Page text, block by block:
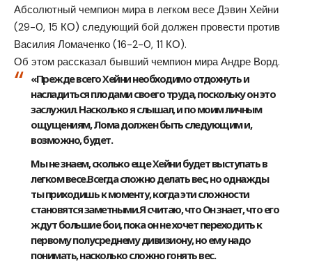
Абсолютный чемпион мира в легком весе Дэвин Хейни
(29-0, 15 КО) следующий бой должен провести против
Василия Ломаченко (16-2-0, 11 КО).
Об этом рассказал бывший чемпион мира Андре Ворд.
«Прежде всего Хейни необходимо отдохнуть и
насладиться плодами своего труда, поскольку он это
заслужил. Насколько я слышал, и по моим личным
ощущениям, Лома должен быть следующим и,
возможно, будет.
Мы не знаем, сколько еще Хейни будет выступать в
легком весе.Всегда сложно делать вес, но однажды
ты приходишь к моменту, когда эти сложности
становятся заметными.Я считаю, что Он знает, что его
ждут большие бои, пока он не хочет переходить к
первому полусреднему дивизиону, но ему надо
понимать, насколько сложно гонять вес.